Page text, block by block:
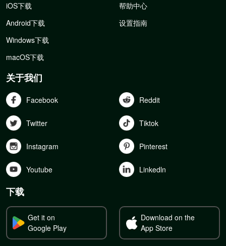
iOS下载
Android下载
Windows下载
macOS下载
帮助中心
设置指南
关于我们
Facebook Reddit
Twitter Tiktok
Instagram Pinterest
Youtube Linkedln
下载
Get it on
Google Play
Download on the
App Store